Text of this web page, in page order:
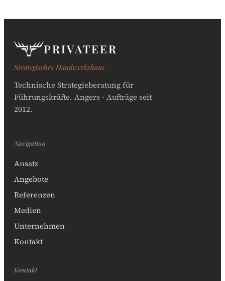
PRIVATEER
Strategisches Handwerkshaus
Technische Strategieberatung für
Führungskräfte. Angers · Aufträge seit
2012.
Navigation
Ansatz
Angebote
Referenzen
Medien
Unternehmen
Kontakt
Kontakt